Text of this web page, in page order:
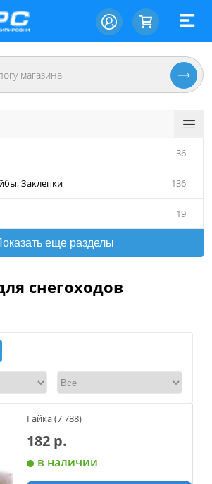
36
Заклепки 136
19
еще разделы
снегоходов
Гайка (7 788)
182 р.
в наличии